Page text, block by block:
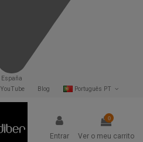
España
Português PT
Blog
YouTube
Entrar
0
Ver o meu carrito